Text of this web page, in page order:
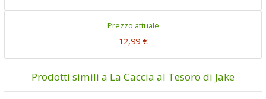
Prezzo attuale
12,99 €
Prodotti simili a La Caccia al Tesoro di Jake